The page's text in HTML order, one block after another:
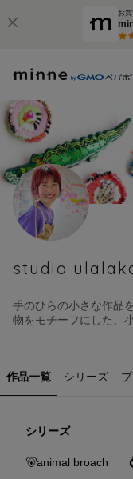
お
studio
手のひらの小さな作品
物をモチーフにした、
作品一覧 シリーズ
シリーズ
🐻animal broach